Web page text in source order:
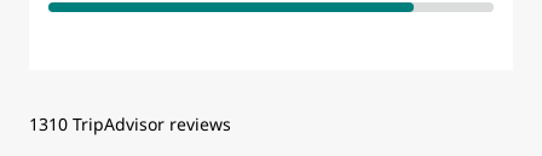
1310 TripAdvisor reviews